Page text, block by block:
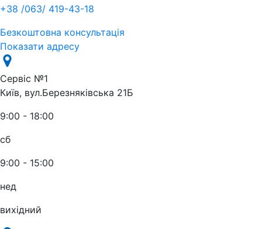
+38 /063/ 419-43-18
Безкоштовна консультація
Показати адресу
Сервіс №1
Київ, вул.Березняківська 21Б
9:00 - 18:00
сб
9:00 - 15:00
нед
вихідний